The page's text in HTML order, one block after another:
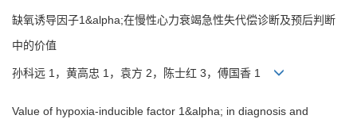
缺氧诱导因子1&alpha;在慢性心力衰竭急性失代偿诊断及预后判断
中的价值
孙科远 1，黄高忠 1，袁方 2，陈士红 3，傅国香 1
Value of hypoxia-inducible factor 1&alpha; in diagnosis and